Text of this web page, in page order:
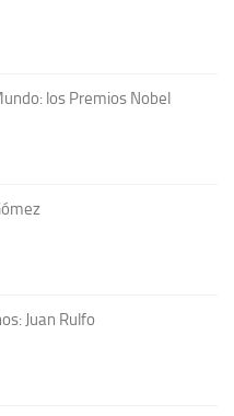
los Premios Nobel
Juan Rulfo